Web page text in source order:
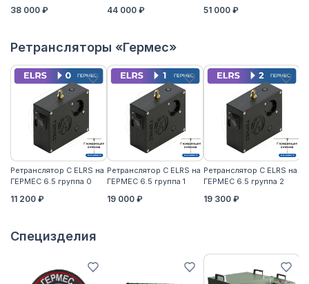
38 000 ₽ 44 000 ₽ 51 000 ₽
Ретрансляторы «Гермес»
Ретранслятор С ELRS на
ГЕРМЕС 6.5 группа 0
11 200 ₽
Ретранслятор С ELRS на
ГЕРМЕС 6.5 группа 1
19 000 ₽
Ретранслятор С ELRS на
ГЕРМЕС 6.5 группа 2
19 300 ₽
Специзделия